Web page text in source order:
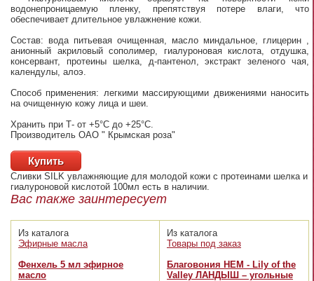
водонепроницаемую пленку, препятствуя потере влаги, что
обеспечивает длительное увлажнение кожи.
Состав: вода питьевая очищенная, масло миндальное, глицерин ,
анионный акриловый сополимер, гиалуроновая кислота, отдушка,
консервант, протеины шелка, д-пантенол, экстракт зеленого чая,
календулы, алоэ.
Способ применения: легкими массирующими движениями наносить
на очищенную кожу лица и шеи.
Хранить при Т- от +5°С до +25°С.
Производитель ОАО " Крымская роза"
Купить
Сливки SILK увлажняющие для молодой кожи с протеинами шелка и
гиалуроновой кислотой 100мл есть в наличии.
Вас также заинтересует
Из каталога
Эфирные масла
Фенхель 5 мл эфирное
масло
Из каталога
Товары под заказ
Благовония HEM - Lily of the
Valley ЛАНДЫШ – угольные